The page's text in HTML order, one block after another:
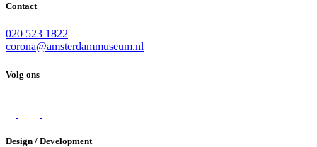
Contact
020 523 1822
corona@amsterdammuseum.nl
Volg ons
Design / Development